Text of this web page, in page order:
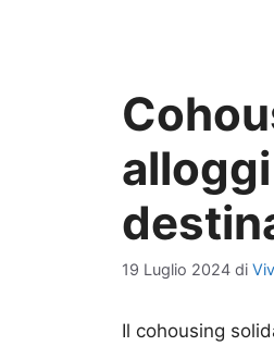
19 Luglio 2024 di
Il cohousing